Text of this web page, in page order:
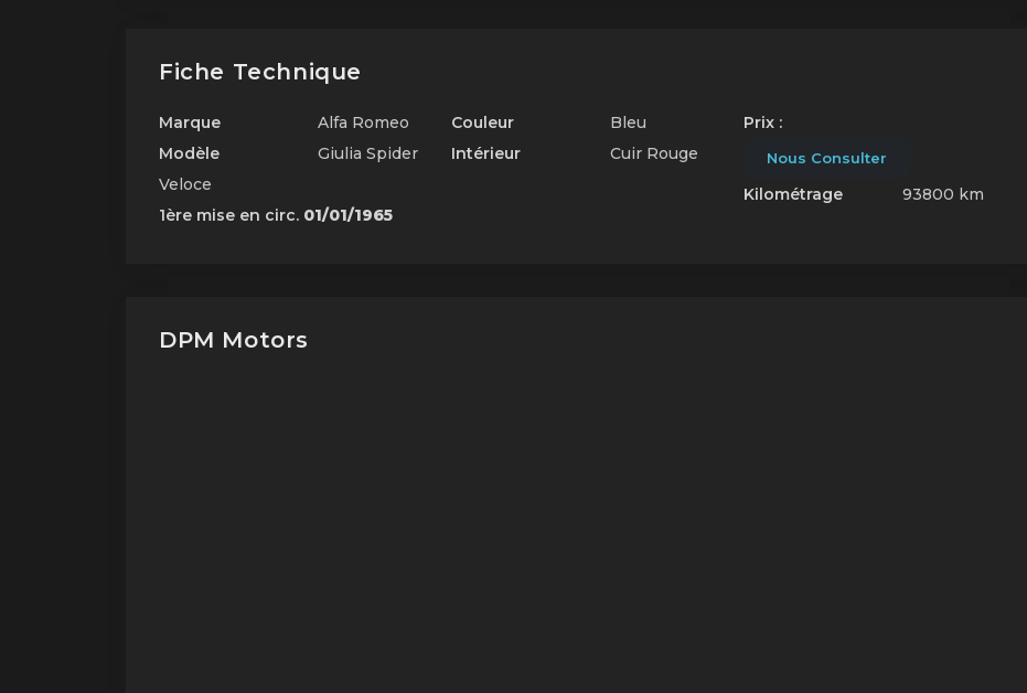
Fiche Technique
Marque
Alfa Romeo
Modèle
Giulia Spider
Veloce
1ère mise en circ. 01/01/1965
Couleur
Bleu
Intérieur
Cuir Rouge
Prix :
Nous Consulter
Kilométrage 93800 km
DPM Motors